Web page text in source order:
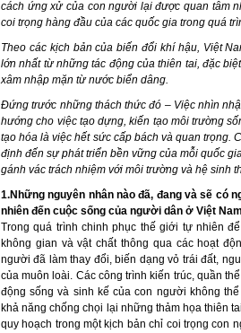
cách ứng xử của con người lại được quan tâm
coi trọng hàng đầu của các quốc gia trong quá
Theo các kịch bản của biến đổi khí hậu, Việt
lớn nhất từ những tác động của thiên tai, đặc
xâm nhập mặn từ nước biển dâng.
Đứng trước những thách thức đó – Việc nhìn
hướng cho việc tạo dựng, kiến tạo môi trường
tạo hóa là việc hết sức cấp bách và quan trọng.
định đến sự phát triển bền vững của mỗi quốc
gánh vác trách nhiệm với môi trường và hệ sinh
1.Những nguyên nhân nào đã, đang và sẽ có
nhiên đến cuộc sống của người dân ở Việt
Trong quá trình chinh phục thế giới tự nhiên
không gian và vật chất thông qua các hoạt
người đã làm thay đổi, biến dạng vỏ trái đất,
của muôn loài. Các công trình kiến trúc, quần
động sống và sinh kế của con người không
khả năng chống chọi lại những thảm họa thiên
quy hoạch trong một kịch bản chỉ coi trọng con